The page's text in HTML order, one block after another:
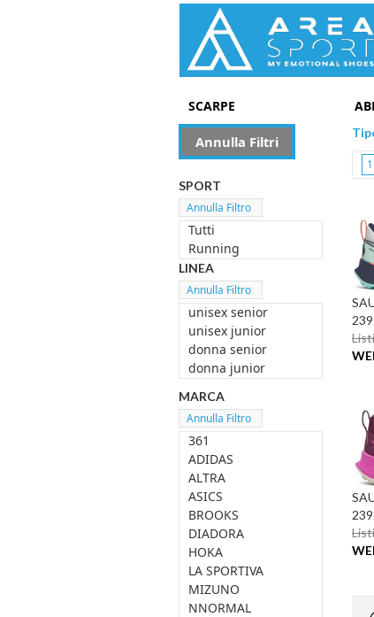
SCARPE
Annulla Filtri
SPORT
Tutti
Running
LINEA
unisex senior
unisex junior
donna senior
donna junior
MARCA
361
ADIDAS
ALTRA
ASICS
BROOKS
DIADORA
HOKA
LA SPORTIVA
MIZUNO
NNORMAL
1